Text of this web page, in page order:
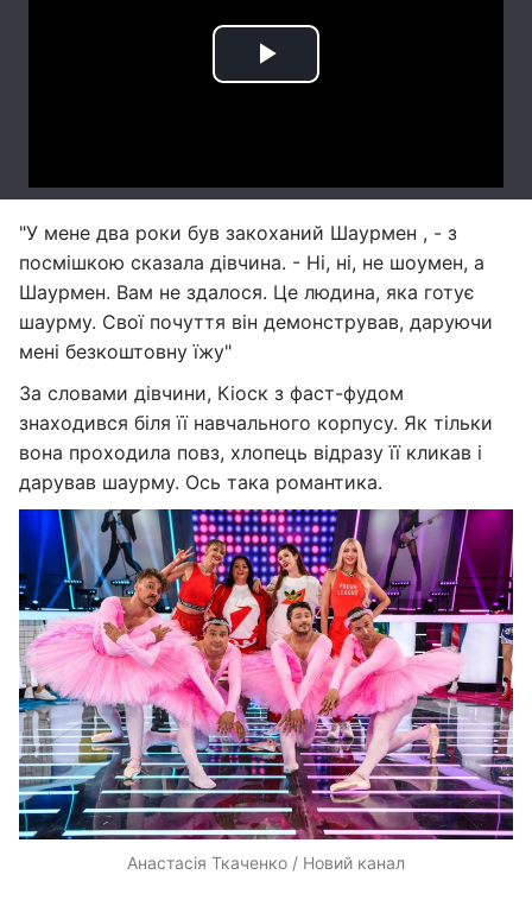
"У мене два роки був закоханий Шаурмен , - з
посмішкою сказала дівчина. - Ні, ні, не шоумен, а
Шаурмен. Вам не здалося. Це людина, яка готує
шаурму. Свої почуття він демонстрував, даруючи
мені безкоштовну їжу"
За словами дівчини, Кіоск з фаст-фудом
знаходився біля її навчального корпусу. Як тільки
вона проходила повз, хлопець відразу її кликав і
дарував шаурму. Ось така романтика.
Анастасія Ткаченко / Новий канал